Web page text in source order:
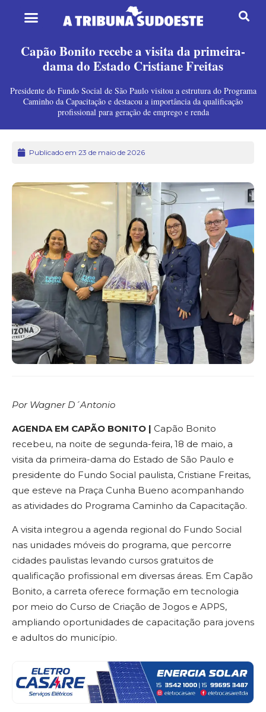
Capão Bonito recebe a visita da primeira-
dama do Estado Cristiane Freitas
Presidente do Fundo Social de São Paulo visitou a estrutura do Programa
Caminho da Capacitação e destacou a importância da qualificação
profissional para geração de emprego e renda
Publicado em 23 de maio de 2026
Por Wagner D´Antonio
AGENDA EM CAPÃO BONITO | Capão Bonito
recebeu, na noite de segunda-feira, 18 de maio, a
visita da primeira-dama do Estado de São Paulo e
presidente do Fundo Social paulista, Cristiane Freitas,
que esteve na Praça Cunha Bueno acompanhando
as atividades do Programa Caminho da Capacitação.
A visita integrou a agenda regional do Fundo Social
nas unidades móveis do programa, que percorre
cidades paulistas levando cursos gratuitos de
qualificação profissional em diversas áreas. Em Capão
Bonito, a carreta oferece formação em tecnologia
por meio do Curso de Criação de Jogos e APPS,
ampliando oportunidades de capacitação para jovens
e adultos do município.